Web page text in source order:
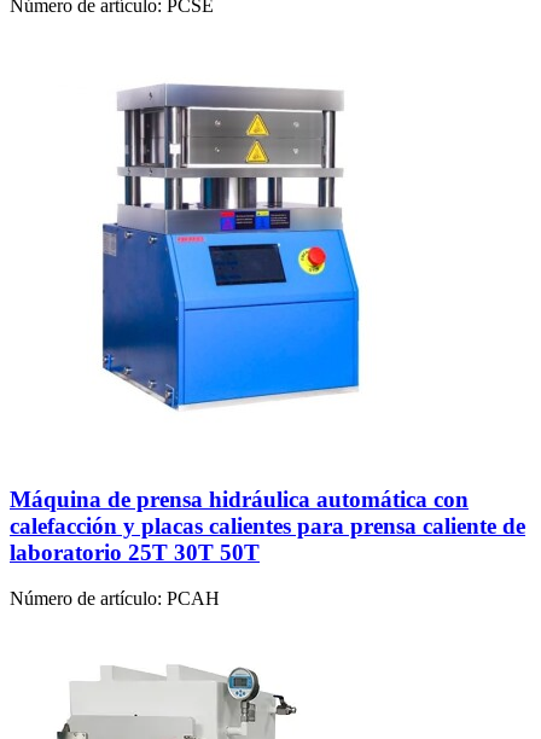
Número de artículo: PCSE
Máquina de prensa hidráulica automática con
calefacción y placas calientes para prensa caliente de
laboratorio 25T 30T 50T
Número de artículo: PCAH